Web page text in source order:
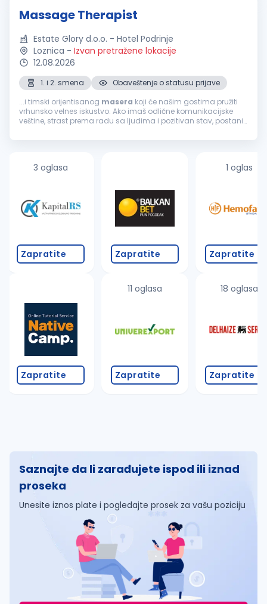
Massage Therapist
Estate Glory d.o.o. - Hotel Podrinje
Loznica - Izvan pretražene lokacije
12.08.2026
1. i 2. smena
Obaveštenje o statusu prijave
...i timski orijentisanog masera koji će našim gostima pružiti
vrhunsko velnes iskustvo. Ako imaš odlične komunikacijske
veštine, strast prema radu sa ljudima i pozitivan stav, postani
odgovarajuća...
3 oglasa
Zapratite
Zapratite
Zapratite
11 oglasa
Zapratite
1 oglas
Zapratite
18 oglasa
Zapratite
Saznajte da li zarađujete ispod ili iznad
proseka
Unesite iznos plate i pogledajte prosek za vašu poziciju